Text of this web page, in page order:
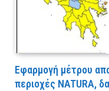
Εφαρμογή μέτρου
περιοχές NATURA,